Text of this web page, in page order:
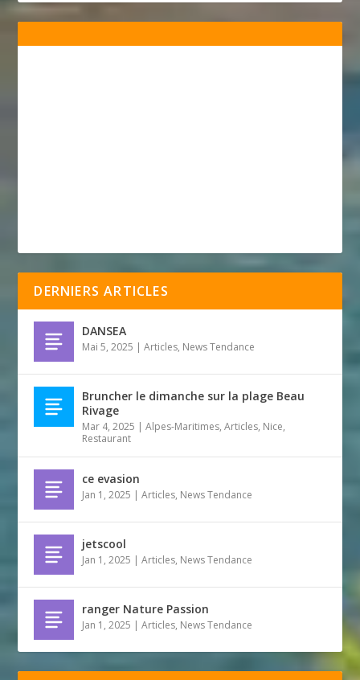
DERNIERS ARTICLES
DANSEA
Mai 5, 2025 |Articles, News Tendance
Bruncher le dimanche sur la plage Beau
Rivage
Mar 4, 2025 |Alpes-Maritimes,Articles, Nice,
Restaurant
ce evasion
Jan 1, 2025 |Articles, News Tendance
jetscool
Jan 1, 2025 |Articles, News Tendance
ranger Nature Passion
Jan 1, 2025 |Articles, News Tendance